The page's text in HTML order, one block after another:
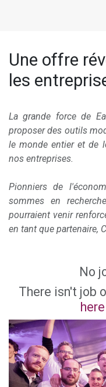
Une offre
les
La grande force de
proposer des outils
le monde entier et de
nos entreprises.
Pionniers de
sommes en
pourraient venir
en tant que partenaire,
No
There isn't job
here